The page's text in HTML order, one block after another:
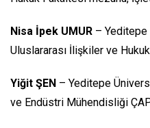
Nisa İpek UMUR –
Uluslararası İlişkiler ve
Yiğit ŞEN – Yeditepe
ve Endüstri Mühendisliği